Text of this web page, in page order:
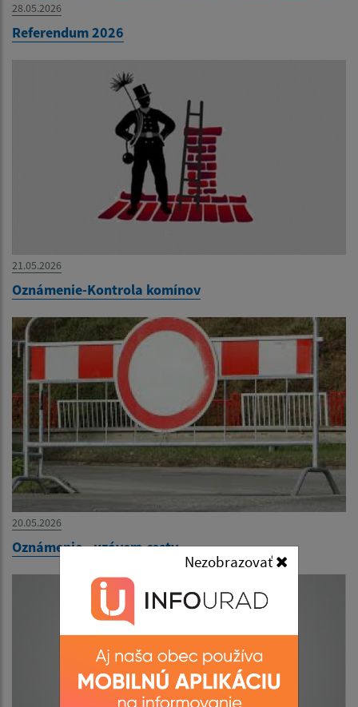
28.05.2026
Referendum 2026
21.05.2026
Oznámenie-Kontrola komínov
20.05.2026
Oznámenie - uzávera cesty
Nezobrazovať